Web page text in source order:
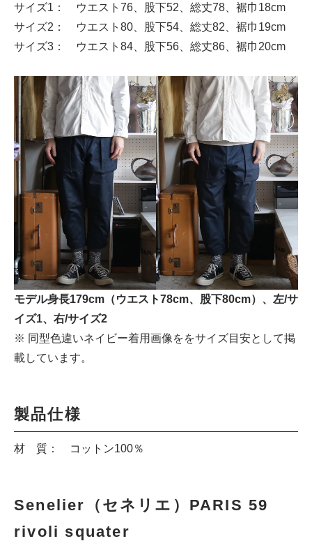
サイズ1： ウエスト76、股下52、総丈78、裾巾18cm
サイズ2： ウエスト80、股下54、総丈82、裾巾19cm
サイズ3： ウエスト84、股下56、総丈86、裾巾20cm
モデル身長179cm（ウエスト78cm、股下80cm）、左/サ
イズ1、右/サイズ2
※ 同型色違いネイビー着用画像ををサイズ目安として掲
載しています。
製品仕様
材 質： コットン100％
Senelier（セネリエ）PARIS 59
rivoli squater